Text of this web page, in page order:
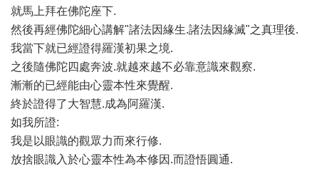
就馬上拜在佛陀座下.
然後再經佛陀細心講解"諸法因緣生.諸法因緣滅"之真理後.
我當下就已經證得羅漢初果之境.
之後隨佛陀四處奔波.就越來越不必靠意識來觀察.
漸漸的已經能由心靈本性來覺醒.
終於證得了大智慧.成為阿羅漢.
如我所證:
我是以眼識的觀眾力而來行修.
放捨眼識入於心靈本性為本修因.而證悟圓通.